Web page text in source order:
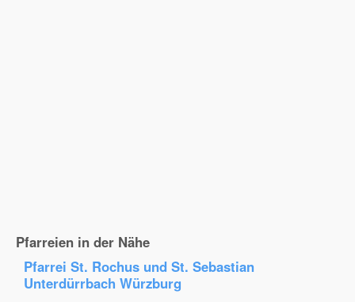
Pfarreien in der Nähe
Pfarrei St. Rochus und St. Sebastian
Unterdürrbach Würzburg